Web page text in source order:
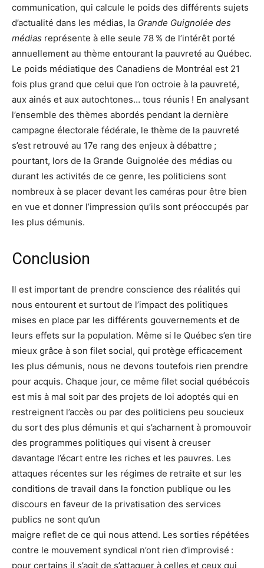
communication, qui calcule le poids des différents sujets
d’actualité dans les médias, la Grande Guignolée des
médias représente à elle seule 78 % de l’intérêt porté
annuellement au thème entourant la pauvreté au Québec.
Le poids médiatique des Canadiens de Montréal est 21
fois plus grand que celui que l’on octroie à la pauvreté,
aux ainés et aux autochtones… tous réunis ! En analysant
l’ensemble des thèmes abordés pendant la dernière
campagne électorale fédérale, le thème de la pauvreté
s’est retrouvé au 17e rang des enjeux à débattre ;
pourtant, lors de la Grande Guignolée des médias ou
durant les activités de ce genre, les politiciens sont
nombreux à se placer devant les caméras pour être bien
en vue et donner l’impression qu’ils sont préoccupés par
les plus démunis.
Conclusion
Il est important de prendre conscience des réalités qui
nous entourent et surtout de l’impact des politiques
mises en place par les différents gouvernements et de
leurs effets sur la population. Même si le Québec s’en tire
mieux grâce à son filet social, qui protège efficacement
les plus démunis, nous ne devons toutefois rien prendre
pour acquis. Chaque jour, ce même filet social québécois
est mis à mal soit par des projets de loi adoptés qui en
restreignent l’accès ou par des politiciens peu soucieux
du sort des plus démunis et qui s’acharnent à promouvoir
des programmes politiques qui visent à creuser
davantage l’écart entre les riches et les pauvres. Les
attaques récentes sur les régimes de retraite et sur les
conditions de travail dans la fonction publique ou les
discours en faveur de la privatisation des services
publics ne sont qu’un
maigre reflet de ce qui nous attend. Les sorties répétées
contre le mouvement syndical n’ont rien d’improvisé :
pour certains il s’agit de s’attaquer à celles et ceux qui